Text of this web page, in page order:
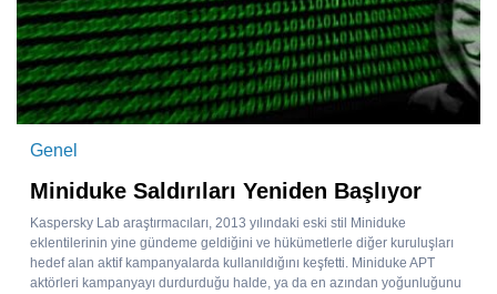
Genel
Miniduke Saldırıları Yeniden Başlıyor
Kaspersky Lab araştırmacıları, 2013 yılındaki eski stil Miniduke
eklentilerinin yine gündeme geldiğini ve hükümetlerle diğer kuruluşları
hedef alan aktif kampanyalarda kullanıldığını keşfetti. Miniduke APT
aktörleri kampanyayı durdurduğu halde, ya da en azından yoğunluğunu